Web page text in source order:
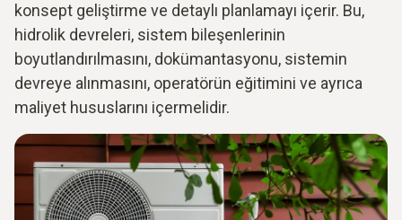
konsept geliştirme ve detaylı planlamayı içerir. Bu,
hidrolik devreleri, sistem bileşenlerinin
boyutlandırılmasını, dokümantasyonu, sistemin
devreye alınmasını, operatörün eğitimini ve ayrıca
maliyet hususlarını içermelidir.